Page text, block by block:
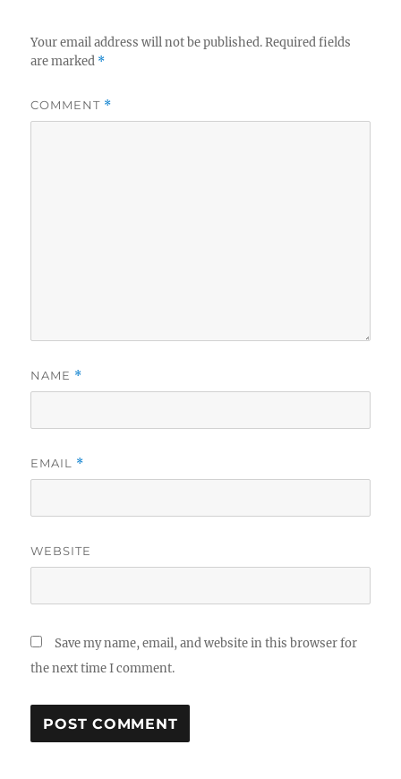
Your email address will not be published. Required fields
are marked *
COMMENT *
NAME *
EMAIL *
WEBSITE
Save my name, email, and website in this browser for
the next time I comment.